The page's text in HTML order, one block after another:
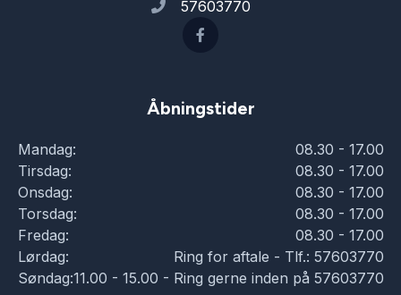
57603770
Åbningstider
Mandag:
08.30 - 17.00
Tirsdag:
08.30 - 17.00
Onsdag:
08.30 - 17.00
Torsdag:
08.30 - 17.00
Fredag:
08.30 - 17.00
Lørdag:
Ring for aftale - Tlf.: 57603770
Søndag:11.00 - 15.00 - Ring gerne inden på 57603770